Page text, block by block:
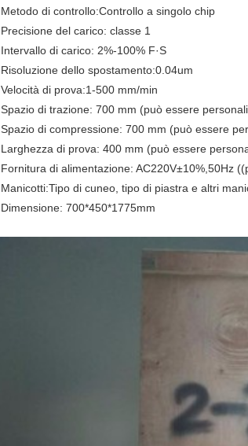
Metodo di controllo:Controllo a singolo chip
Precisione del carico: classe 1
Intervallo di carico: 2%-100% F·S
Risoluzione dello spostamento:0.04um
Velocità di prova:1-500 mm/min
Spazio di trazione: 700 mm (può essere
Spazio di compressione: 700 mm (può essere
Larghezza di prova: 400 mm (può essere
Fornitura di alimentazione: AC220V±10%,50Hz
Manicotti:Tipo di cuneo, tipo di piastra e altri
Dimensione: 700*450*1775mm